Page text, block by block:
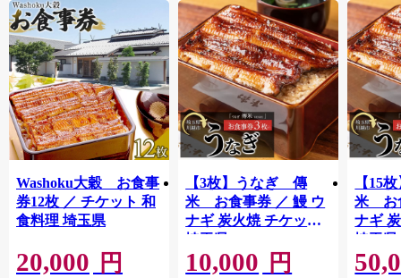
Washoku大穀 お食事
券12枚 ／ チケット 和
食料理 埼玉県
20,000 円
【3枚】うなぎ 傳
米 お食事券 ／ 鰻 ウ
ナギ 炭火焼 チケット
埼玉県
10,000 円
【15
米 お
ナギ
埼玉県